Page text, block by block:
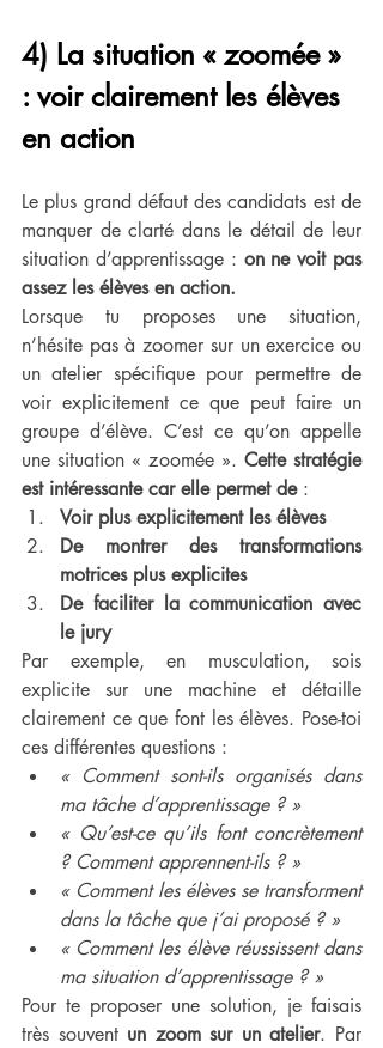
4) La situation « zoomée »
: voir clairement les élèves
en action
Le plus grand défaut des candidats est de
manquer de clarté dans le détail de leur
situation d’apprentissage : on ne voit pas
assez les élèves en action.
Lorsque tu proposes une situation,
n’hésite pas à zoomer sur un exercice ou
un atelier spécifique pour permettre de
voir explicitement ce que peut faire un
groupe d’élève. C’est ce qu’on appelle
une situation « zoomée ». Cette stratégie
est intéressante car elle permet de :
Voir plus explicitement les élèves
De montrer des transformations
motrices plus explicites
De faciliter la communication avec
le jury
Par exemple, en musculation, sois
explicite sur une machine et détaille
clairement ce que font les élèves. Pose-toi
ces différentes questions :
« Comment sont-ils organisés dans
ma tâche d’apprentissage ? »
« Qu’est-ce qu’ils font concrètement
? Comment apprennent-ils ? »
« Comment les élèves se transforment
dans la tâche que j’ai proposé ? »
« Comment les élève réussissent dans
ma situation d’apprentissage ? »
Pour te proposer une solution, je faisais
très souvent un zoom sur un atelier. Par